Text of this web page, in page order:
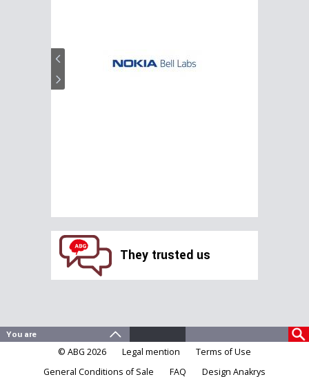
They trusted us
© ABG 2026 Legal mention
Terms of Use
General Conditions of Sale
FAQ Design Anakrys